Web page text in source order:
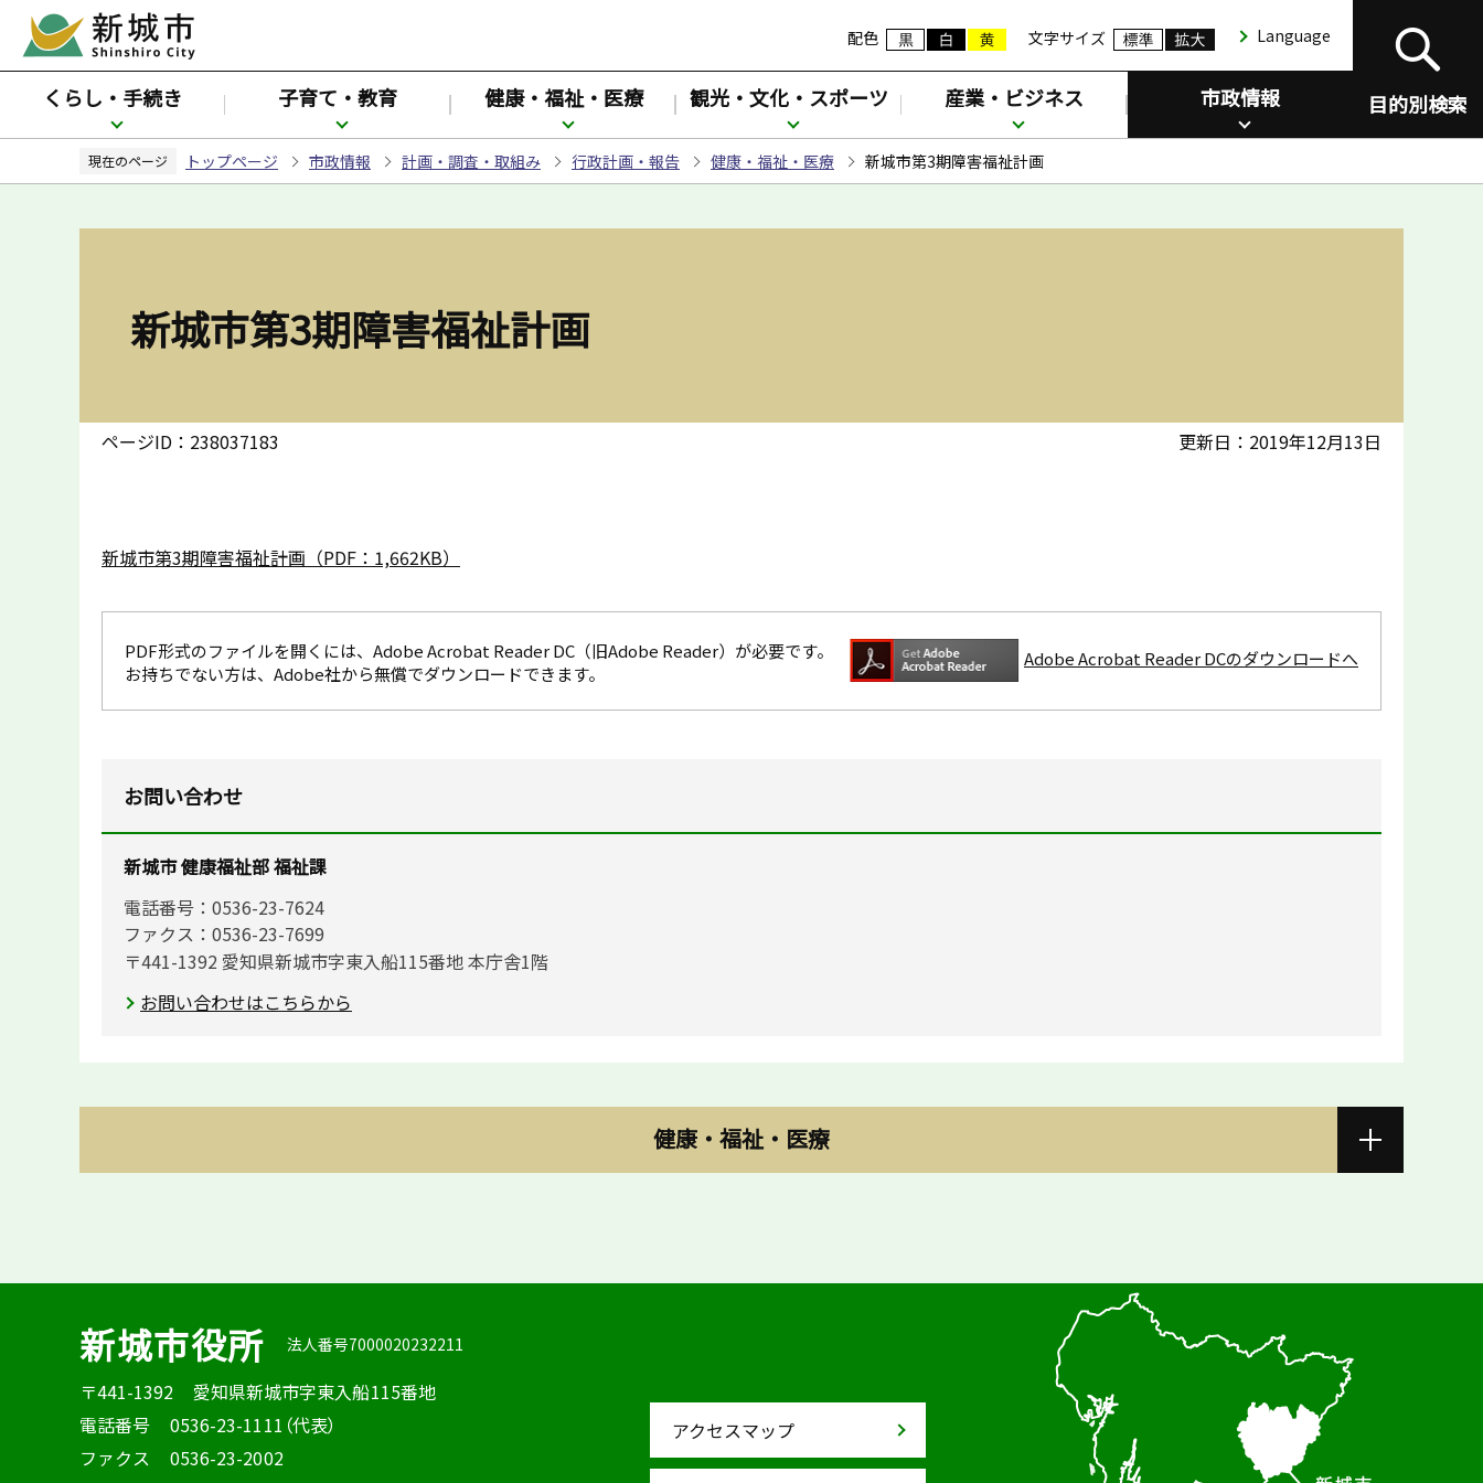
ペ
ジ
先
配色 文字サイズ Language
目的別検索
くらし・手続き 子育て・教育 健康・福祉・医療 観光・文化・スポーツ 産業・ビジネス 市政情報
現在のページ トップページ 市政情報 計画・調査・取組み 行政計画・報告 健康・福祉・医療 新城市第3期障害福祉計画
新城市第3期障害福祉計画
ページID：238037183 更新日：2019年12月13日
新城市第3期障害福祉計画（PDF：1,662KB）
PDF形式のファイルを開くには、Adobe Acrobat Reader DC（旧Adobe Reader）が必要です。
お持ちでない方は、Adobe社から無償でダウンロードできます。
Adobe Acrobat Reader DCのダウンロードへ
お問い合わせ
新城市 健康福祉部 福祉課
電話番号：0536-23-7624
ファクス：0536-23-7699
〒441-1392 愛知県新城市字東入船115番地 本庁舎1階
お問い合わせはこちらから
健康・福祉・医療
新城市役所 法人番号7000020232211
〒441-1392
愛知県新城市字東入船115番地
電話番号
0536-23-1111（代表）
ファクス
0536-23-2002
アクセスマップ